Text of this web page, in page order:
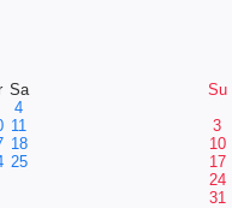
Sa
4
11
18
25
Su
3
10
17
24
31